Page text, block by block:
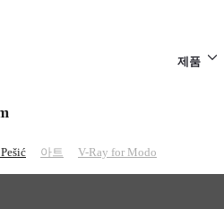
제품
아트 V-Ray for Modo